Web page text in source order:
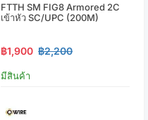
FTTH SM FIG8 Armored 2C
เข้าหัว SC/UPC (200M)
฿1,900 ฿2,200
มีสินค้า